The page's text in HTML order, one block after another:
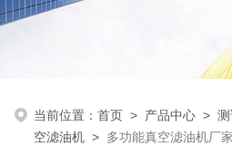
当前位置：首页 > 产品中心 >
空滤油机 > 多功能真空滤油机厂家